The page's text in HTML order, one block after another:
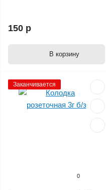
150 р
В корзину
Заканчивается
0